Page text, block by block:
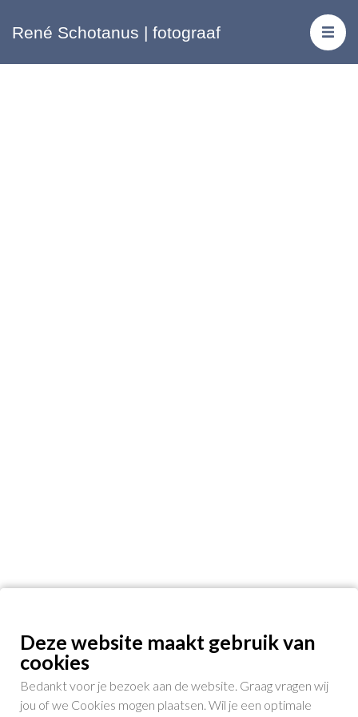
René Schotanus | fotograaf
Deze website maakt gebruik van
cookies
Bedankt voor je bezoek aan de website. Graag vragen wij
jou of we Cookies mogen plaatsen. Wil je een optimale